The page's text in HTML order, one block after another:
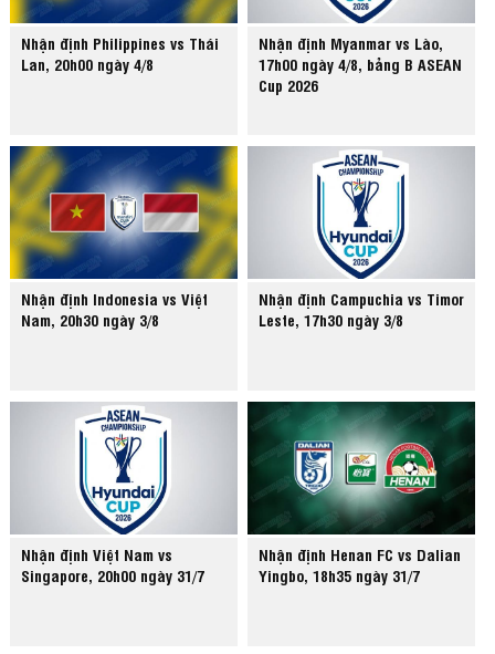
Nhận định Philippines vs Thái
Lan, 20h00 ngày 4/8
Nhận định Myanmar vs Lào,
17h00 ngày 4/8, bảng B ASEAN
Cup 2026
Nhận định Indonesia vs Việt
Nam, 20h30 ngày 3/8
Nhận định Campuchia vs Timor
Leste, 17h30 ngày 3/8
Nhận định Việt Nam vs
Singapore, 20h00 ngày 31/7
Nhận định Henan FC vs Dalian
Yingbo, 18h35 ngày 31/7